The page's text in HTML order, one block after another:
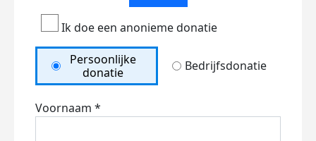
Ik doe een anonieme donatie
Persoonlijke
donatie
Bedrijfsdonatie
Voornaam *